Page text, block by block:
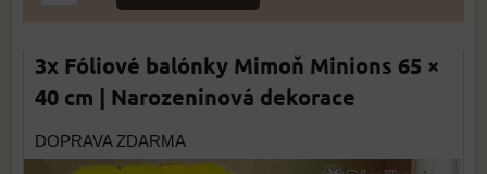
3x Fóliové balónky Mimoň Minions 65 ×
40 cm | Narozeninová dekorace
DOPRAVA ZDARMA